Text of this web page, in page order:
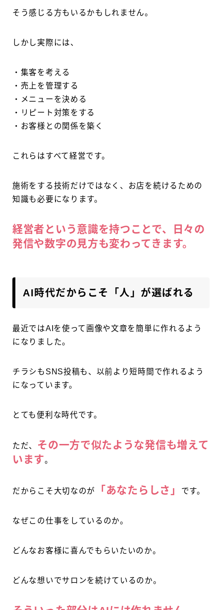
そう感じる方もいるかもしれません。
しかし実際には、
・集客を考える
・売上を管理する
・メニューを決める
・リピート対策をする
・お客様との関係を築く
これらはすべて経営です。
施術をする技術だけではなく、お店を続けるための
知識も必要になります。
経営者という意識を持つことで、日々の
発信や数字の見方も変わってきます。
AI時代だからこそ「人」が選ばれる
最近ではAIを使って画像や文章を簡単に作れるよう
になりました。
チラシもSNS投稿も、以前より短時間で作れるよう
になっています。
とても便利な時代です。
ただ、
その一方で似たような発信も増えて
います。
だからこそ大切なのが 「あなたらしさ」 です。
なぜこの仕事をしているのか。
どんなお客様に喜んでもらいたいのか。
どんな想いでサロンを続けているのか。